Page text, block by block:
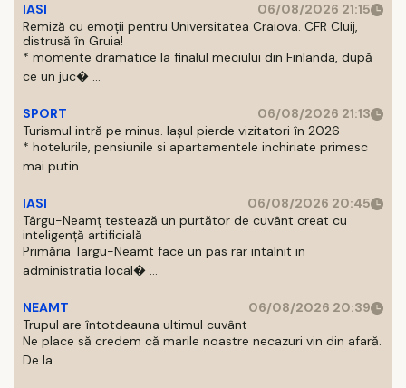
IASI
06/08/2026 21:15
Remiză cu emoții pentru Universitatea Craiova. CFR Cluij,
distrusă în Gruia!
* momente dramatice la finalul meciului din Finlanda, după
ce un juc� ...
SPORT
06/08/2026 21:13
Turismul intră pe minus. Iașul pierde vizitatori în 2026
* hotelurile, pensiunile si apartamentele inchiriate primesc
mai putin ...
IASI
06/08/2026 20:45
Târgu-Neamț testează un purtător de cuvânt creat cu
inteligență artificială
Primăria Targu-Neamt face un pas rar intalnit in
administratia local� ...
NEAMT
06/08/2026 20:39
Trupul are întotdeauna ultimul cuvânt
Ne place să credem că marile noastre necazuri vin din afară.
De la ...